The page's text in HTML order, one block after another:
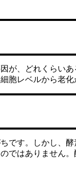
が、どれくらい
レベルから老
す。しかし、
はありません